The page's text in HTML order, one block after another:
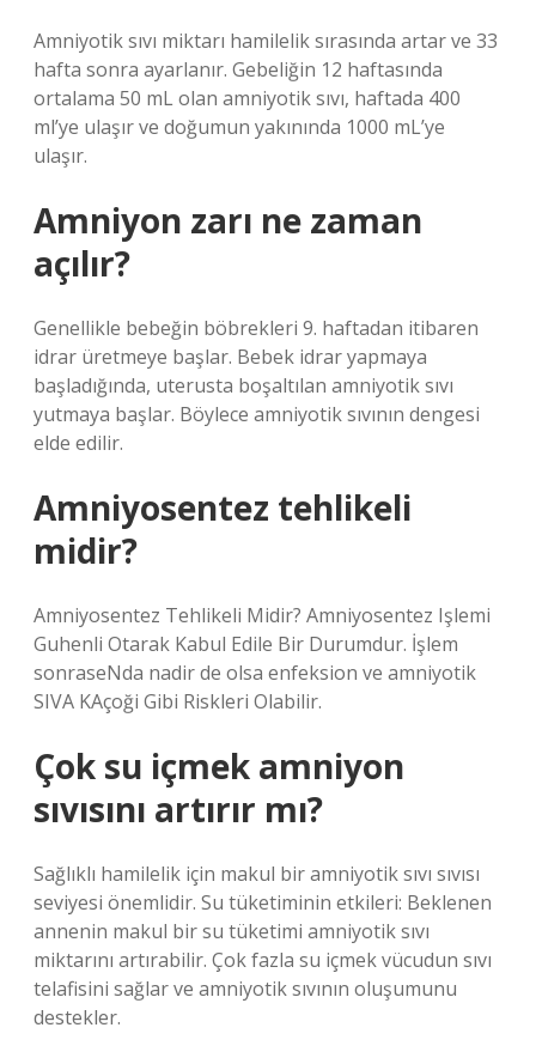
Amniyotik sıvı miktarı hamilelik sırasında artar ve 33
hafta sonra ayarlanır. Gebeliğin 12 haftasında
ortalama 50 mL olan amniyotik sıvı, haftada 400
ml’ye ulaşır ve doğumun yakınında 1000 mL’ye
ulaşır.
Amniyon zarı ne zaman
açılır?
Genellikle bebeğin böbrekleri 9. haftadan itibaren
idrar üretmeye başlar. Bebek idrar yapmaya
başladığında, uterusta boşaltılan amniyotik sıvı
yutmaya başlar. Böylece amniyotik sıvının dengesi
elde edilir.
Amniyosentez tehlikeli
midir?
Amniyosentez Tehlikeli Midir? Amniyosentez Işlemi
Guhenli Otarak Kabul Edile Bir Durumdur. İşlem
sonraseNda nadir de olsa enfeksion ve amniyotik
SIVA KAçoği Gibi Riskleri Olabilir.
Çok su içmek amniyon
sıvısını artırır mı?
Sağlıklı hamilelik için makul bir amniyotik sıvı sıvısı
seviyesi önemlidir. Su tüketiminin etkileri: Beklenen
annenin makul bir su tüketimi amniyotik sıvı
miktarını artırabilir. Çok fazla su içmek vücudun sıvı
telafisini sağlar ve amniyotik sıvının oluşumunu
destekler.